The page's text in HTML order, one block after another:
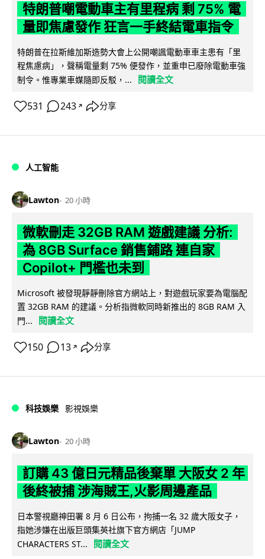
特朗普嘲電動車主有里程病 剩 75% 電
量即焦慮發作 狂言一手終結電車指令
特朗普在拉斯維加斯造勢大會上公開嘲諷電動車車主患有「里
程焦慮病」，聲稱電量剩 75% 便發作，並重申已廢除電動車強
制令。惟專業車媒隨即反駁，...
閱讀全文
531 243 ↗ 分享
人工智能
Lawton 20 小時
微軟刪走 32GB RAM 遊戲建議 分析:
為 8GB Surface 銷售鋪路 連自家
Copilot+ 門檻也未到
Microsoft 被發現靜靜刪除官方網站上，對遊戲玩家要為電腦配
置 32GB RAM 的建議。分析指微軟同時新推出的 8GB RAM 入
門...
閱讀全文
150 13 ↗ 分享
科技娛樂 影視娛樂
Lawton 20 小時
訂購 43 億日元精品後棄單 大阪女 2 年
後終被捕 涉海賊王,火影周邊產品
日本警視廳神田署 8 月 6 日公布，拘捕一名 32 歲大阪女子，
指她涉嫌在出版巨頭集英社旗下官方網店「JUMP
CHARACTERS ST...
閱讀全文